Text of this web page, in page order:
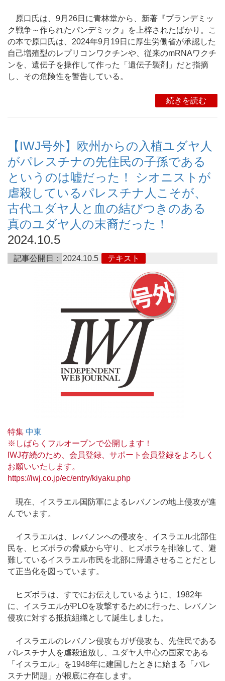
原口氏は、9月26日に青林堂から、新著『プランデミッ
ク戦争～作られたパンデミック』を上梓されたばかり。こ
の本で原口氏は、2024年9月19日に厚生労働省が承認した
自己増殖型のレプリコンワクチンや、従来のmRNAワクチ
ンを、遺伝子を操作して作った「遺伝子製剤」だと指摘
し、その危険性を警告している。
続きを読む
【IWJ号外】欧州からの入植ユダヤ人
がパレスチナの先住民の子孫である
というのは嘘だった！ シオニストが
虐殺しているパレスチナ人こそが、
古代ユダヤ人と血の結びつきのある
真のユダヤ人の末裔だった！
2024.10.5
記事公開日： 2024.10.5 テキスト
特集 中東
※しばらくフルオープンで公開します！
IWJ存続のため、会員登録、サポート会員登録をよろしく
お願いいたします。
https://iwj.co.jp/ec/entry/kiyaku.php
現在、イスラエル国防軍によるレバノンの地上侵攻が進
んでいます。
イスラエルは、レバノンへの侵攻を、イスラエル北部住
民を、ヒズボラの脅威から守り、ヒズボラを排除して、避
難しているイスラエル市民を北部に帰還させることだとし
て正当化を図っています。
ヒズボラは、すでにお伝えしているように、1982年
に、イスラエルがPLOを攻撃するために行った、レバノン
侵攻に対する抵抗組織として誕生しました。
イスラエルのレバノン侵攻もガザ侵攻も、先住民である
パレスチナ人を虐殺追放し、ユダヤ人中心の国家である
「イスラエル」を1948年に建国したときに始まる「パレ
スチナ問題」が根底に存在します。